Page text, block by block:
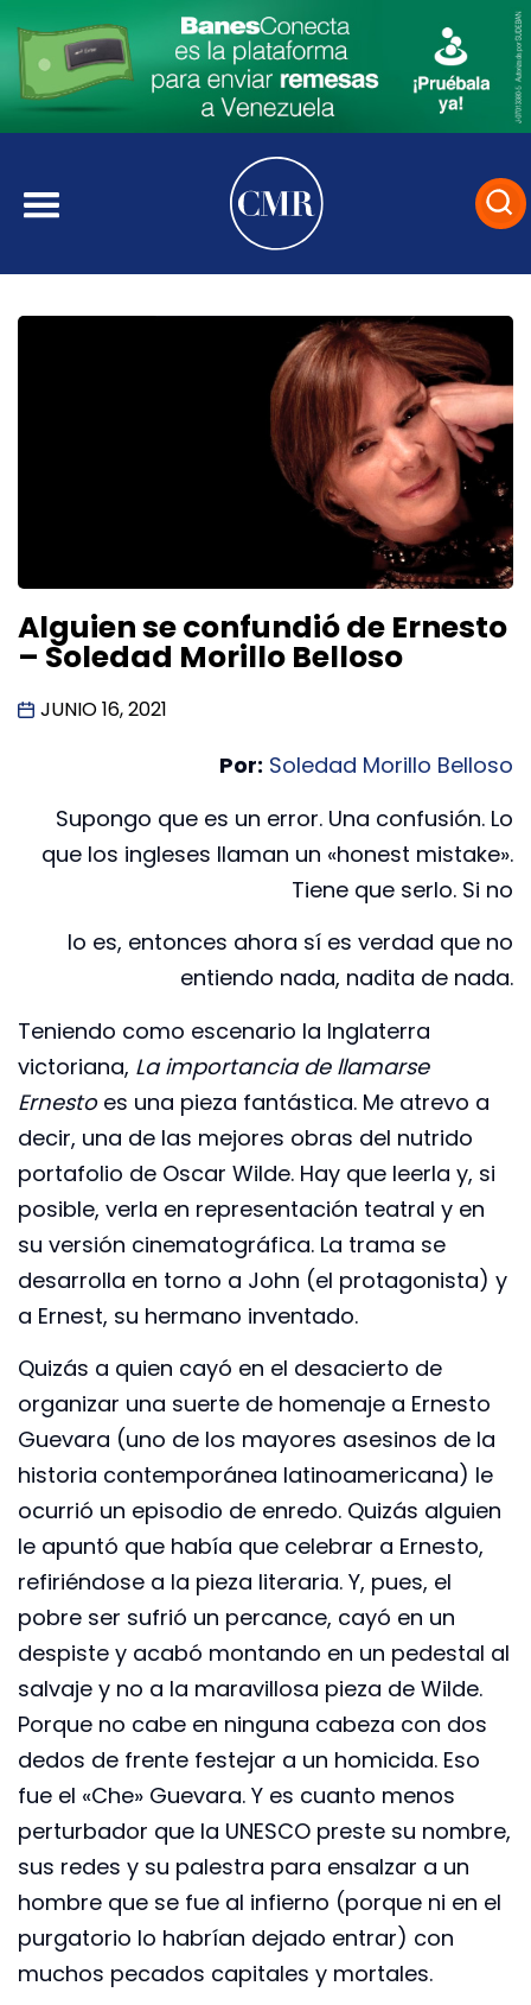
Alguien se confundió de Ernesto
– Soledad Morillo Belloso
JUNIO 16, 2021
Por: Soledad Morillo Belloso
Supongo que es un error. Una confusión. Lo
que los ingleses llaman un «honest mistake».
Tiene que serlo. Si no
lo es, entonces ahora sí es verdad que no
entiendo nada, nadita de nada.
Teniendo como escenario la Inglaterra
victoriana, La importancia de llamarse
Ernestoes una pieza fantástica. Me atrevo a
decir, una de las mejores obras del nutrido
portafolio de Oscar Wilde. Hay que leerla y, si
posible, verla en representación teatral y en
su versión cinematográfica. La trama se
desarrolla en torno a John (el protagonista) y
a Ernest, su hermano inventado.
Quizás a quien cayó en el desacierto de
organizar una suerte de homenaje a Ernesto
Guevara (uno de los mayores asesinos de la
historia contemporánea latinoamericana) le
ocurrió un episodio de enredo. Quizás alguien
le apuntó que había que celebrar a Ernesto,
refiriéndose a la pieza literaria. Y, pues, el
pobre ser sufrió un percance, cayó en un
despiste y acabó montando en un pedestal al
salvaje y no a la maravillosa pieza de Wilde.
Porque no cabe en ninguna cabeza con dos
dedos de frente festejar a un homicida. Eso
fue el «Che» Guevara. Y es cuanto menos
perturbador que la UNESCO preste su nombre,
sus redes y su palestra para ensalzar a un
hombre que se fue al infierno (porque ni en el
purgatorio lo habrían dejado entrar) con
muchos pecados capitales y mortales.